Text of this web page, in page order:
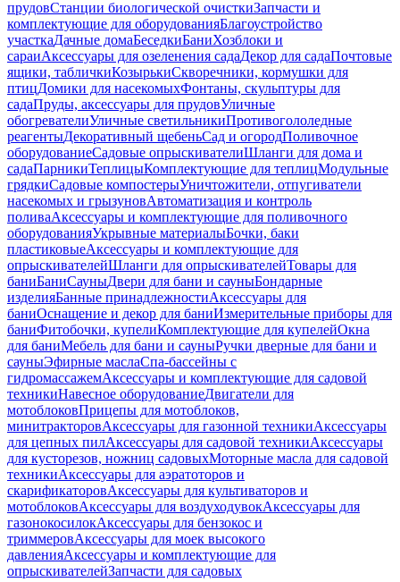
прудовСтанции биологической очисткиЗапчасти и
комплектующие для оборудованияБлагоустройство
участкаДачные домаБеседкиБаниХозблоки и
сараиАксессуары для озеленения садаДекор для садаПочтовые
ящики, табличкиКозырькиСкворечники, кормушки для
птицДомики для насекомыхФонтаны, скульптуры для
садаПруды, аксессуары для прудовУличные
обогревателиУличные светильникиПротивогололедные
реагентыДекоративный щебеньСад и огородПоливочное
оборудованиеСадовые опрыскивателиШланги для дома и
садаПарникиТеплицыКомплектующие для теплицМодульные
грядкиСадовые компостерыУничтожители, отпугиватели
насекомых и грызуновАвтоматизация и контроль
поливаАксессуары и комплектующие для поливочного
оборудованияУкрывные материалыБочки, баки
пластиковыеАксессуары и комплектующие для
опрыскивателейШланги для опрыскивателейТовары для
баниБаниСауныДвери для бани и сауныБондарные
изделияБанные принадлежностиАксессуары для
баниОснащение и декор для баниИзмерительные приборы для
баниФитобочки, купелиКомплектующие для купелейОкна
для баниМебель для бани и сауныРучки дверные для бани и
сауныЭфирные маслаСпа-бассейны с
гидромассажемАксессуары и комплектующие для садовой
техникиНавесное оборудованиеДвигатели для
мотоблоковПрицепы для мотоблоков,
минитракторовАксессуары для газонной техникиАксессуары
для цепных пилАксессуары для садовой техникиАксессуары
для кусторезов, ножниц садовыхМоторные масла для садовой
техникиАксессуары для аэратоторов и
скарификаторовАксессуары для культиваторов и
мотоблоковАксессуары для воздуходувокАксессуары для
газонокосилокАксессуары для бензокос и
триммеровАксессуары для моек высокого
давленияАксессуары и комплектующие для
опрыскивателейЗапчасти для садовых